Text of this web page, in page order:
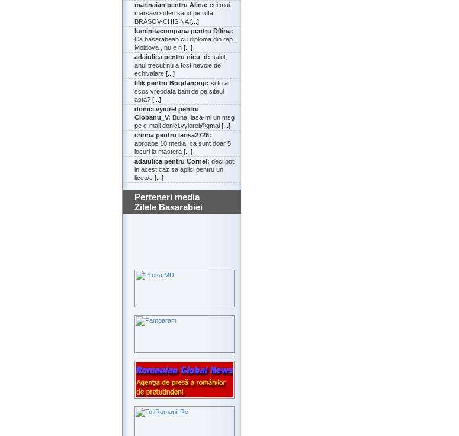
marinaian pentru Alina: cei mai
marsavi soferi sand pe ruta
BRASOV-CHISINA[...]
luminitacumpana pentru D0ina:
Ca basarabean cu diploma din rep.
Moldova , nu e n [...]
adaiulica pentru nicu_d: salut,
anul trecut nu a fost nevoie de
echivalare [...]
lilik pentru Bogdanpop: si tu ai
scos vreodata bani de pe siteul
asta? [...]
donici.vyiorel pentru
Ciobanu_V: Buna, lasa-mi un msg
pe e-mail donici.vyiorel@gmai [...]
crinna pentru larisa2726:
aproape 10 media, ca sunt doar 5
locuri la mastera [...]
adaiulica pentru Cornel: deci poti
in acest caz sa aplici pentru un
liceu/c [...]
Perteneri media
Zilele Basarabiei